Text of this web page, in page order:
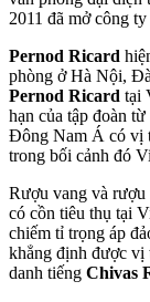
2011 đã mở công
Pernod Ricard
phòng ở Hà Nội,
Pernod Ricard tại
hạn của tập đoàn
Đông Nam Á có vị
trong bối cảnh đó
Rượu vang và rượu
có cồn tiêu thụ tại
chiếm tỉ trọng áp
khẳng định được vị
danh tiếng Chivas